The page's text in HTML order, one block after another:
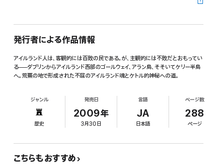
発行者による作品情報
アイルランド人は、客観的には百敗の民である。が、主観的には不敗だとおもってい
る──ダブリンからアイルランド西部のゴールウェイ、アラン島、そそいてケリー半島
へ。荒蕪の地で形成された不屈のアイルランド魂とケトル的神秘への道。
ジャンル
歴史
発売日
2009年
3月30日
言語
JA
日本語
ページ数
288
ページ
こちらもおすすめ